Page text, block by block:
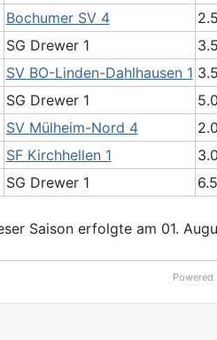
Bochumer SV 4
SG Drewer 1
SV BO-Linden-Dahlhausen 1
SG Drewer 1
SV Mülheim-Nord 4
SF Kirchhellen 1
SG Drewer 1
Saison erfolgte am 01.
Powered